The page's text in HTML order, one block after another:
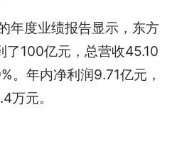
年度业绩报告显示，东方
了100亿元，总营收45.10
。年内净利润9.71亿元，
万元。